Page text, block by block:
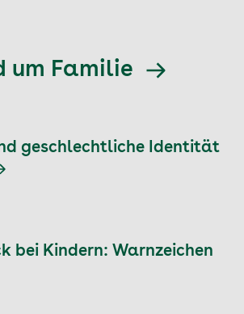
um Familie
geschlechtliche Identität
bei Kindern: Warnzeichen